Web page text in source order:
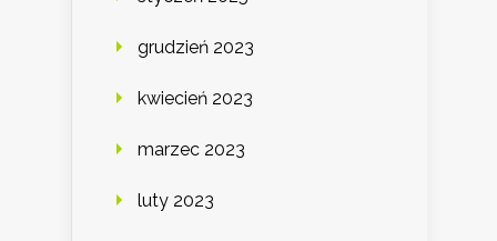
grudzień 2023
kwiecień 2023
marzec 2023
luty 2023